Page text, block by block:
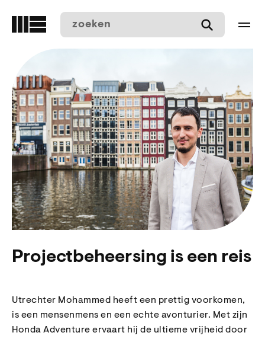
inhoud
Projectbeheersing is een reis
Utrechter Mohammed heeft een prettig voorkomen,
is een mensenmens en een echte avonturier. Met zijn
Honda Adventure ervaart hij de ultieme vrijheid door